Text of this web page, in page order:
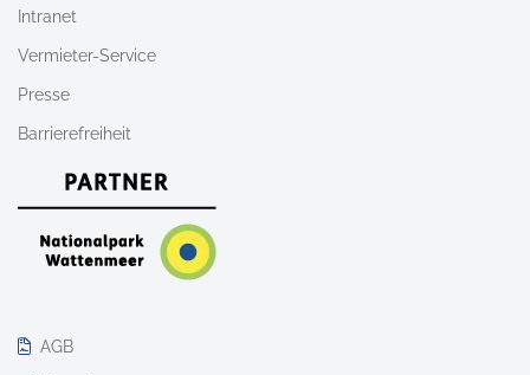
Intranet
Vermieter-Service
Presse
Barrierefreiheit
AGB